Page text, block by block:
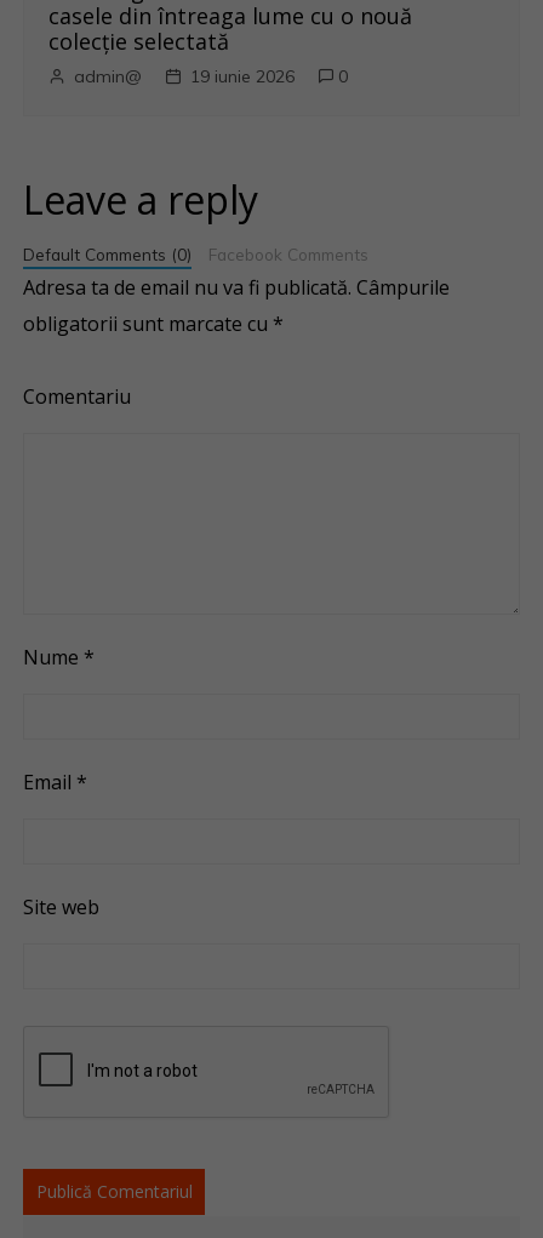
casele din întreaga lume cu o nouă
colecție selectată
admin@ 19 iunie 2026 0
Leave a reply
Default Comments (0) Facebook Comments
Adresa ta de email nu va fi publicată. Câmpurile
obligatorii sunt marcate cu *
Comentariu
Nume *
Email *
Site web